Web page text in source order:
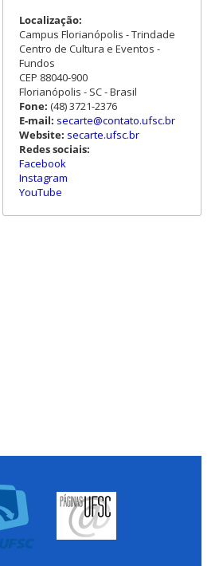
Localização:
Campus Florianópolis - Trindade
Centro de Cultura e Eventos -
Fundos
CEP 88040-900
Florianópolis - SC - Brasil
Fone: (48) 3721-2376
E-mail: secarte@contato.ufsc.br
Website: secarte.ufsc.br
Redes sociais:
Facebook
Instagram
YouTube